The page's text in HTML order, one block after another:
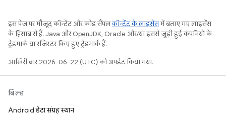
इस पेज पर मौजूद कॉन्टेंट और कोड सैंपलकॉन्टेंट के लाइसेंसमें बताए गए लाइसेंस
के हिसाब से हैं. Java और OpenJDK, Oracle और/या इससे जुड़ी हुई कंपनियों के
ट्रेडमार्क या रजिस्टर किए हुए ट्रेडमार्क हैं.
आखिरी बार 2026-06-22 (UTC) को अपडेट किया गया.
बिल्ड
Android डेटा संग्रह स्थान